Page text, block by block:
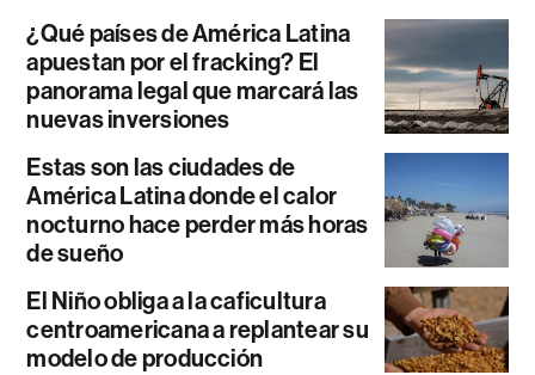
¿Qué países de América Latina
apuestan por el fracking? El
panorama legal que marcará las
nuevas inversiones
Estas son las ciudades de
América Latina donde el calor
nocturno hace perder más horas
de sueño
El Niño obliga a la caficultura
centroamericana a replantear su
modelo de producción